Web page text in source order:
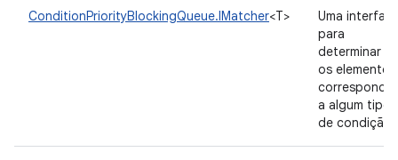
ConditionPriorityBlockingQueue.IMatcher<T>
Uma
para
determinar se
os elementos
a algum tipo
de condição.